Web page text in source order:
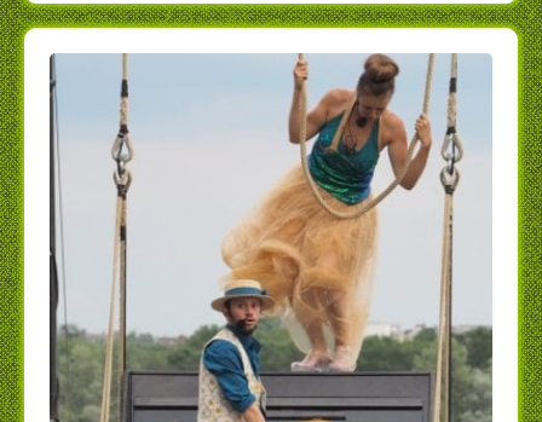
en vigueur le jour du spectacle.
crédits:
photo bannière haute ©Etienne Renzo
photo capsule droite ©Etienne Renzo
Le pianO du lac / le Catapiano / création Voël
/
www.pianodulac.eu